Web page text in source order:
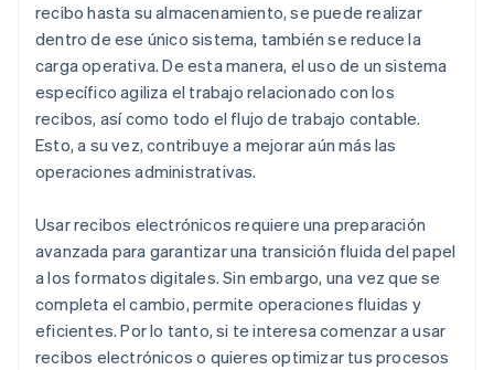
recibo hasta su almacenamiento, se puede realizar
dentro de ese único sistema, también se reduce la
carga operativa. De esta manera, el uso de un sistema
específico agiliza el trabajo relacionado con los
recibos, así como todo el flujo de trabajo contable.
Esto, a su vez, contribuye a mejorar aún más las
operaciones administrativas.
Usar recibos electrónicos requiere una preparación
avanzada para garantizar una transición fluida del papel
a los formatos digitales. Sin embargo, una vez que se
completa el cambio, permite operaciones fluidas y
eficientes. Por lo tanto, si te interesa comenzar a usar
recibos electrónicos o quieres optimizar tus procesos